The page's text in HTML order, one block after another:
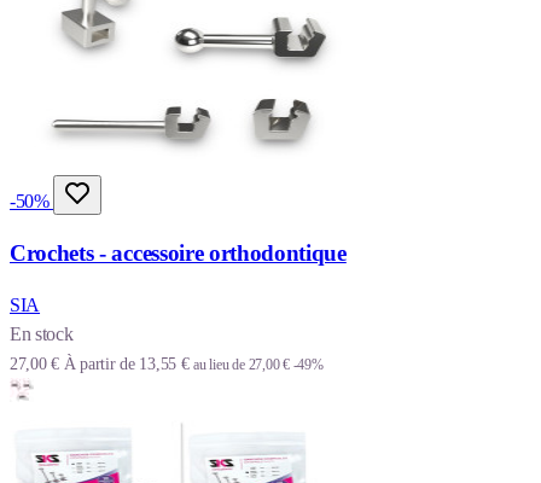
-50%
Crochets - accessoire orthodontique
SIA
En stock
27,00 € À partir de 13,55 € au lieu de 27,00 € -49%